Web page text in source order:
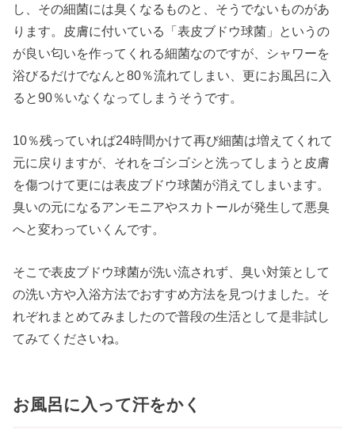
し、その細菌には臭くなるものと、そうでないものがあ
ります。皮膚に付いている「表皮ブドウ球菌」というの
が良い匂いを作ってくれる細菌なのですが、シャワーを
浴びるだけでなんと80％流れてしまい、更にお風呂に入
ると90％いなくなってしまうそうです。
10％残っていれば24時間かけて再び細菌は増えてくれて
元に戻りますが、それをゴシゴシと洗ってしまうと皮膚
を傷つけて更には表皮ブドウ球菌が消えてしまいます。
臭いの元になるアンモニアやスカトールが発生して悪臭
へと変わっていくんです。
そこで表皮ブドウ球菌が洗い流されず、臭い対策として
の洗い方や入浴方法でおすすめ方法を見つけました。そ
れぞれまとめてみましたので普段の生活として是非試し
てみてくださいね。
お風呂に入って汗をかく